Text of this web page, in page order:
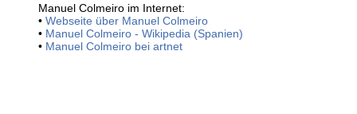
Manuel Colmeiro im Internet:
• Webseite über Manuel Colmeiro
• Manuel Colmeiro - Wikipedia (Spanien)
• Manuel Colmeiro bei artnet